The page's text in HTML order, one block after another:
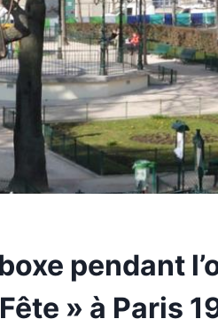
pendant
» à Paris